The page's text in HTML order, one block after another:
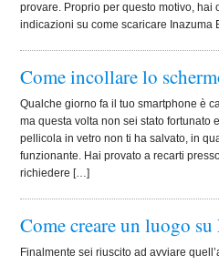
provare. Proprio per questo motivo, hai
indicazioni su come scaricare Inazuma
Come incollare lo
Qualche giorno fa il tuo smartphone è
ma questa volta non sei stato fortunato
pellicola in vetro non ti ha salvato, in
funzionante. Hai provato a recarti
richiedere […]
Come creare un luogo su
Finalmente sei riuscito ad avviare